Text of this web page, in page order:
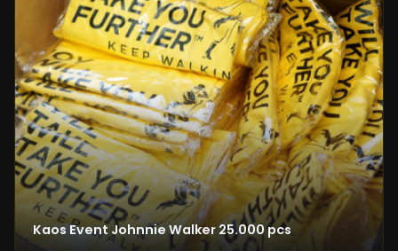
Kaos Event Johnnie Walker 25.000 pcs